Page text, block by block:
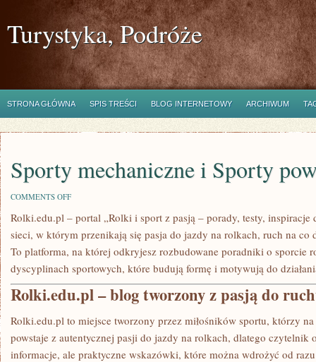
Turystyka, Podróże
STRONA GŁÓWNA SPIS TREŚCI BLOG INTERNETOWY ARCHIWUM
Sporty mechaniczne i Sporty
COMMENTS OFFON
MECHANICZNE
SPORTY
POWIETRZNE
Rolki.edu.pl – portal „Rolki i sport z pasją – porady, testy, inspiracje
sieci, w którym przenikają się pasja do jazdy na rolkach, ruch na co
To platforma, na której odkryjesz rozbudowane poradniki o sporcie
dyscyplinach sportowych, które budują formę i motywują do
Rolki.edu.pl – blog tworzony z pasją do
Rolki.edu.pl to miejsce tworzony przez miłośników sportu, którzy
powstaje z autentycznej pasji do jazdy na rolkach, dlatego czytelnik
informacje, ale praktyczne wskazówki, które można wdrożyć od